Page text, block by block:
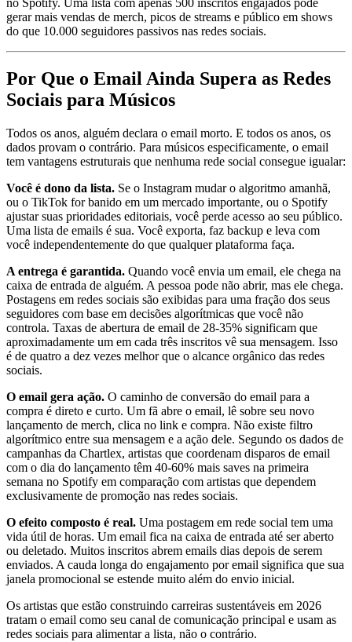
no Spotify. Uma lista com apenas 500 inscritos engajados pode
gerar mais vendas de merch, picos de streams e público em shows
do que 10.000 seguidores passivos nas redes sociais.
Por Que o Email Ainda Supera as Redes
Sociais para Músicos
Todos os anos, alguém declara o email morto. E todos os anos, os
dados provam o contrário. Para músicos especificamente, o email
tem vantagens estruturais que nenhuma rede social consegue igualar:
Você é dono da lista. Se o Instagram mudar o algoritmo amanhã,
ou o TikTok for banido em um mercado importante, ou o Spotify
ajustar suas prioridades editoriais, você perde acesso ao seu público.
Uma lista de emails é sua. Você exporta, faz backup e leva com
você independentemente do que qualquer plataforma faça.
A entrega é garantida. Quando você envia um email, ele chega na
caixa de entrada de alguém. A pessoa pode não abrir, mas ele chega.
Postagens em redes sociais são exibidas para uma fração dos seus
seguidores com base em decisões algorítmicas que você não
controla. Taxas de abertura de email de 28-35% significam que
aproximadamente um em cada três inscritos vê sua mensagem. Isso
é de quatro a dez vezes melhor que o alcance orgânico das redes
sociais.
O email gera ação. O caminho de conversão do email para a
compra é direto e curto. Um fã abre o email, lê sobre seu novo
lançamento de merch, clica no link e compra. Não existe filtro
algorítmico entre sua mensagem e a ação dele. Segundo os dados de
campanhas da Chartlex, artistas que coordenam disparos de email
com o dia do lançamento têm 40-60% mais saves na primeira
semana no Spotify em comparação com artistas que dependem
exclusivamente de promoção nas redes sociais.
O efeito composto é real. Uma postagem em rede social tem uma
vida útil de horas. Um email fica na caixa de entrada até ser aberto
ou deletado. Muitos inscritos abrem emails dias depois de serem
enviados. A cauda longa do engajamento por email significa que sua
janela promocional se estende muito além do envio inicial.
Os artistas que estão construindo carreiras sustentáveis em 2026
tratam o email como seu canal de comunicação principal e usam as
redes sociais para alimentar a lista, não o contrário.